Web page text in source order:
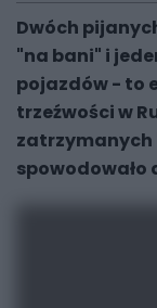
Dwóch
"na bani" i
pojazdów - to
trzeźwości w
zatrzymanych
spowodowało